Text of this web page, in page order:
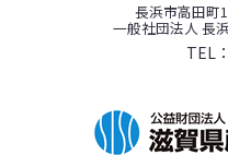
長浜市高田町
一般社団法人 長
TEL：